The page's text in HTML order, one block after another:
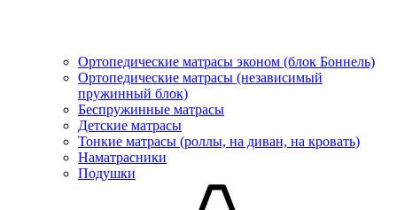
Ортопедические матрасы эконом (блок Боннель)
Ортопедические матрасы (независимый
пружинный блок)
Беcпружинные матрасы
Детские матрасы
Тонкие матрасы (роллы, на диван, на кровать)
Наматрасники
Подушки